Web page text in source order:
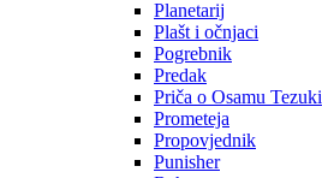
Planetarij
Plašt i očnjaci
Pogrebnik
Predak
Priča o Osamu Tezuki
Prometeja
Propovjednik
Punisher